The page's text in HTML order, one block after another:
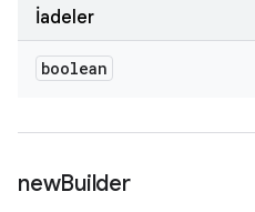
İadeler
boolean
newBuilder